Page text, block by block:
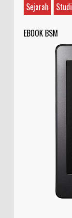
Sejarah
Studi
EBOOK BSM